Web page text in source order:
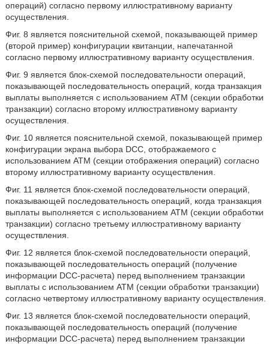
операций) согласно первому иллюстративному варианту
осуществления.
Фиг. 8 является пояснительной схемой, показывающей пример
(второй пример) конфигурации квитанции, напечатанной
согласно первому иллюстративному варианту осуществления.
Фиг. 9 является блок-схемой последовательности операций,
показывающей последовательность операций, когда транзакция
выплаты выполняется с использованием ATM (секции обработки
транзакции) согласно второму иллюстративному варианту
осуществления.
Фиг. 10 является пояснительной схемой, показывающей пример
конфигурации экрана выбора DCC, отображаемого с
использованием ATM (секции отображения операций) согласно
второму иллюстративному варианту осуществления.
Фиг. 11 является блок-схемой последовательности операций,
показывающей последовательность операций, когда транзакция
выплаты выполняется с использованием ATM (секции обработки
транзакции) согласно третьему иллюстративному варианту
осуществления.
Фиг. 12 является блок-схемой последовательности операций,
показывающей последовательность операций (получение
информации DCC-расчета) перед выполнением транзакции
выплаты с использованием ATM (секции обработки транзакции)
согласно четвертому иллюстративному варианту осуществления.
Фиг. 13 является блок-схемой последовательности операций,
показывающей последовательность операций (получение
информации DCC-расчета) перед выполнением транзакции